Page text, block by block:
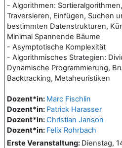
- Algorithmen:
Traversieren, Einfügen, Suchen
bestimmten Datenstrukturen,
Minimal Spannende Bäume
- Asymptotische Komplexität
- Algorithmisches Strategien:
Dynamische Programmierung,
Backtracking, Metaheuristiken
Dozent*in: Marc Fischlin
Dozent*in: Patrick Harasser
Dozent*in:Christian Janson
Dozent*in: Felix Rohrbach
Erste Veranstaltung: Dienstag,